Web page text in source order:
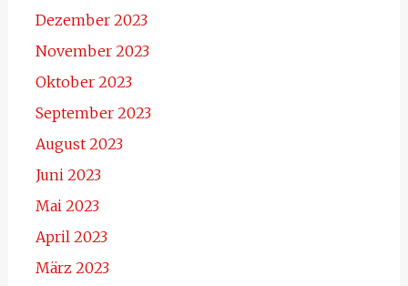
Dezember 2023
November 2023
Oktober 2023
September 2023
August 2023
Juni 2023
Mai 2023
April 2023
März 2023